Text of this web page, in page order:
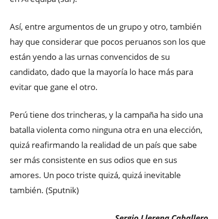
Así, entre argumentos de un grupo y otro, también
hay que considerar que pocos peruanos son los que
están yendo a las urnas convencidos de su
candidato, dado que la mayoría lo hace más para
evitar que gane el otro.
Perú tiene dos trincheras, y la campaña ha sido una
batalla violenta como ninguna otra en una elección,
quizá reafirmando la realidad de un país que sabe
ser más consistente en sus odios que en sus
amores. Un poco triste quizá, quizá inevitable
también. (Sputnik)